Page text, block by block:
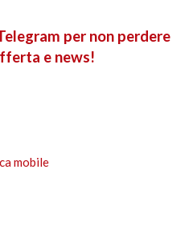
per non perdere
e news!